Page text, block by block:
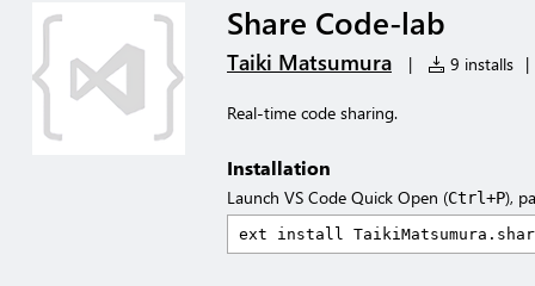
Share Code-lab
Taiki Matsumura | 9 installs |
Real-time code sharing.
Installation
Launch VS Code Quick Open (Ctrl+P),